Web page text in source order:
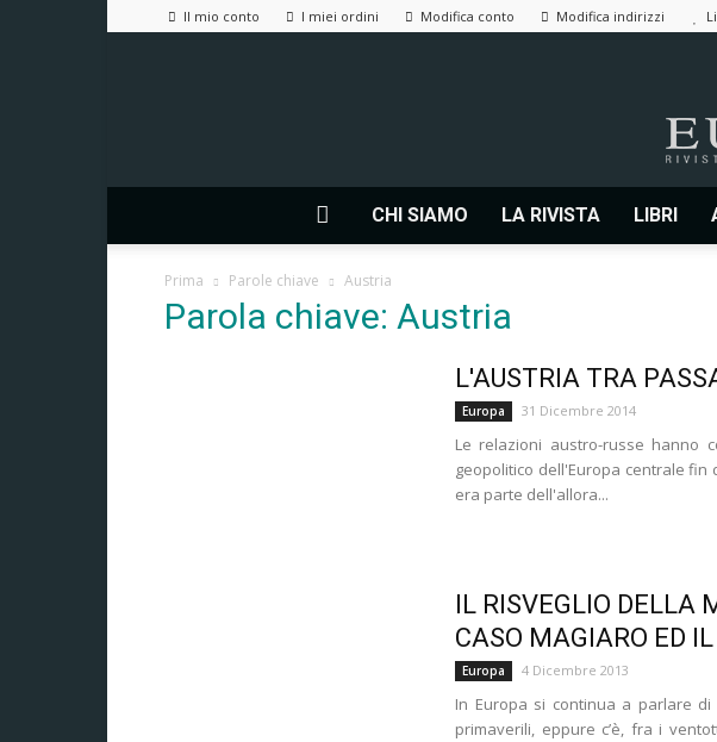
Il mio conto I miei ordini Modifica conto Modifica indirizzi
CHI SIAMO LA RIVISTA LIBRI
Prima Parole chiave Austria
Parola chiave: Austria
L'AUSTRIA TRA
Europa 31 Dicembre 2014
Le relazioni austro-russe hanno
geopolitico dell'Europa centrale fin
era parte dell'allora...
IL RISVEGLIO DELLA
CASO MAGIARO ED
Europa 4 Dicembre 2013
In Europa si continua a parlare
primaverili, eppure c’è, fra i